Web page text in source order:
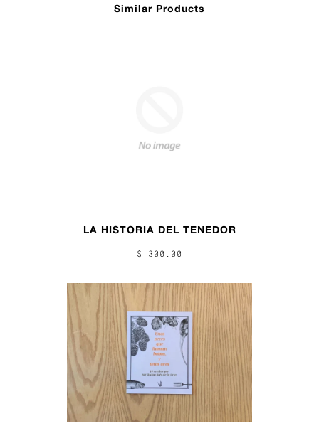
Similar Products
LA HISTORIA DEL TENEDOR
$ 300.00